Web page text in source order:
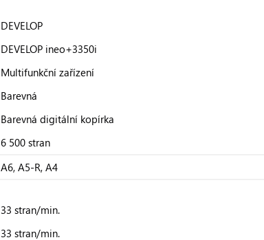
DEVELOP
DEVELOP ineo+3350i
Multifunkční zařízení
Barevná
Barevná digitální kopírka
6 500 stran
A6, A5-R, A4
33 stran/min.
33 stran/min.